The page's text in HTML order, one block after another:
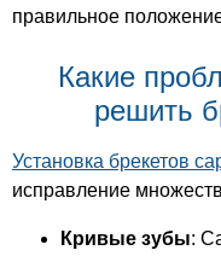
правильное
Какие
решить
Установка брекетов
исправление
Кривые зубы: